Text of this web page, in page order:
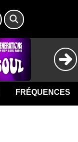
FRÉQUENCES